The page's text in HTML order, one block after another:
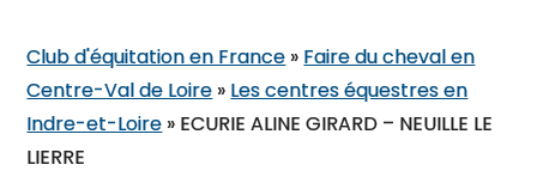
Club d'équitation en France » Faire du cheval en
Centre-Val de Loire » Les centres équestres en
Indre-et-Loire » ECURIE ALINE GIRARD – NEUILLE LE
LIERRE